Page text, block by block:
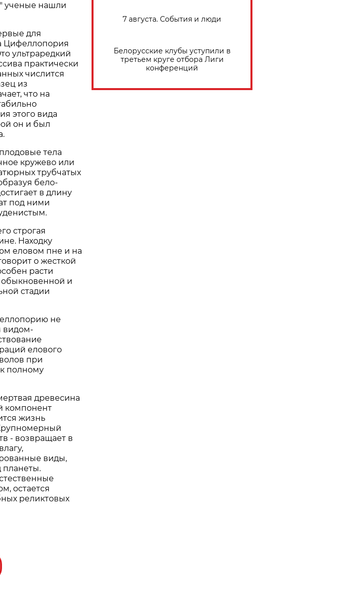
ученые нашли
для
Цифеллопория
ультраредкий
практически
числится
из
что на
этого вида
он и был
тела
кружево или
трубчатых
бело-
в длину
под ними
строгая
Находку
еловом пне и на
о жесткой
расти
и
стадии
не
видом-
елового
при
полному
древесина
компонент
жизнь
- возвращает в
виды,
планеты.
остается
реликтовых
7 августа. События и люди
Белорусские клубы уступили в
третьем круге отбора Лиги
конференций